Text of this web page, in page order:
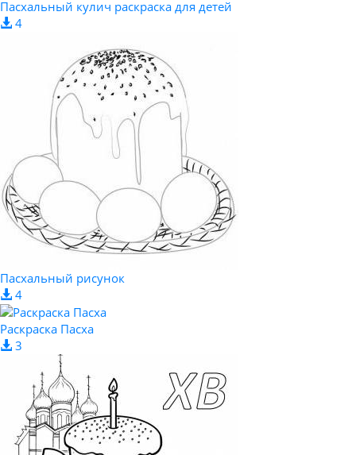
Пасхальный кулич раскраска для детей
4
Пасхальный рисунок
4
Раскраска Пасха
3